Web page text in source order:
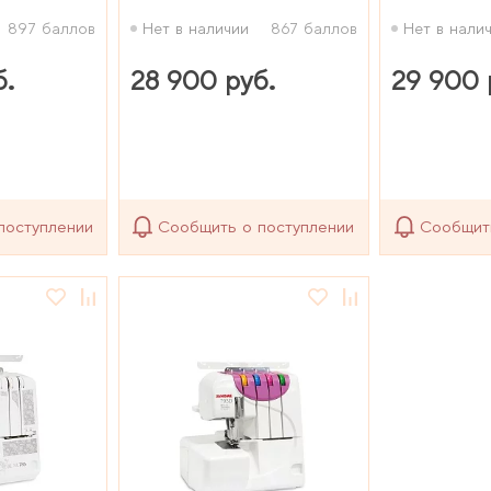
897 баллов Нет в наличии 867 баллов
28 900 руб.
Сообщить о поступлении
Нет в
29 900